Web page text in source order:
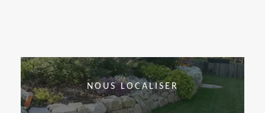
NOUS LOCALISER